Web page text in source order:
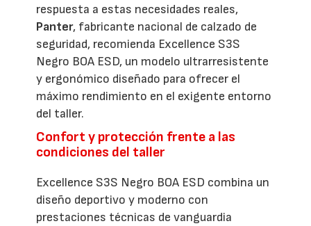
respuesta a estas necesidades reales,
Panter, fabricante nacional de calzado de
seguridad, recomienda Excellence S3S
Negro BOA ESD, un modelo ultrarresistente
y ergonómico diseñado para ofrecer el
máximo rendimiento en el exigente entorno
del taller.
Confort y protección frente a las
condiciones del taller
Excellence S3S Negro BOA ESD combina un
diseño deportivo y moderno con
prestaciones técnicas de vanguardia